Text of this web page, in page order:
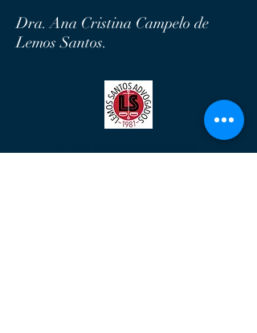
Dra. Ana Cristina Campelo de
Lemos Santos.